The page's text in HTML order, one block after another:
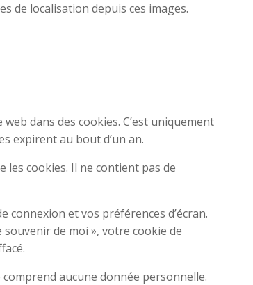
de localisation depuis ces images.
dans des cookies. C’est uniquement
expirent au bout d’un an.
les cookies. Il ne contient pas de
et vos préférences d’écran.
souvenir de moi », votre cookie de
aucune donnée personnelle.